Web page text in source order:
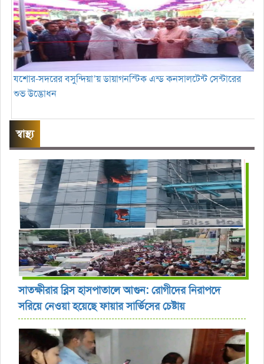
যশোর-সদরের বসুন্দিয়া’য় ডায়াগনস্টিক এন্ড কনসালটেন্ট সেন্টারের
শুভ উদ্ভোধন
স্বাস্থ্য
সাতক্ষীরার ব্লিস হাসপাতালে আগুন: রোগীদের নিরাপদে
সরিয়ে নেওয়া হয়েছে ফায়ার সার্ভিসের চেষ্টায়